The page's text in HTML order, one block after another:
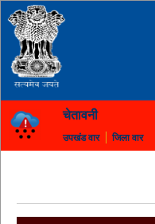
चेतावनी
उपखंड वार जिला वार